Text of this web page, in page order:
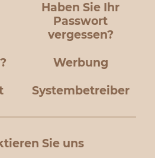
Haben Sie Ihr
Passwort
vergessen?
Werbung
Systembetreiber
Sie uns